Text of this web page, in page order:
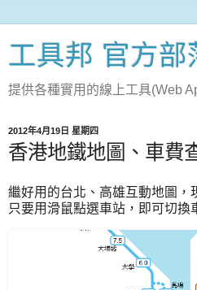
工具邦 官方部
提供各種實用的線上工具(Web
2012年4月19日 星期四
香港地鐵地圖、車費
繼好用的台北、高雄互動地圖，
只要用滑鼠點選車站，即可切換